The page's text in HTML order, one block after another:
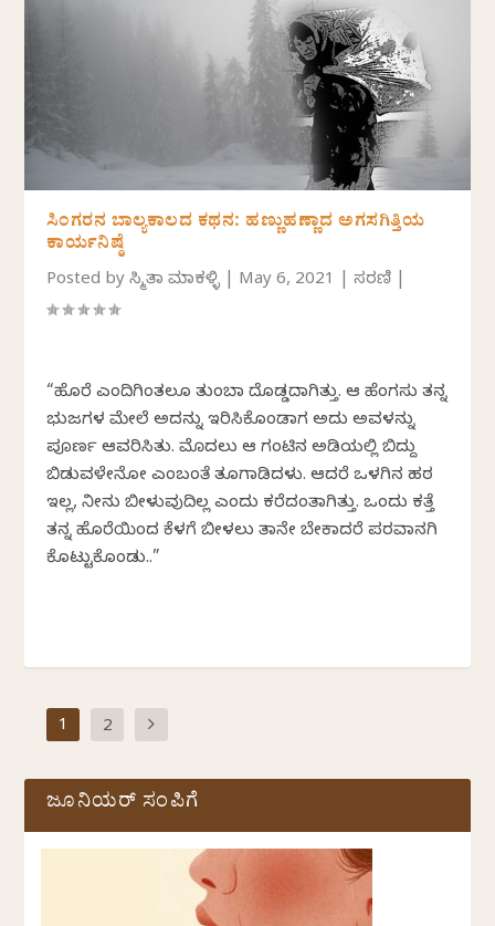
ಸಿಂಗರನ ಬಾಲ್ಯಕಾಲದ ಕಥನ: ಹಣ್ಣುಹಣ್ಣಾದ ಅಗಸಗಿತ್ತಿಯ
ಕಾರ್ಯನಿಷ್ಠೆ
Posted byಸ್ಮಿತಾ ಮಾಕಳ್ಳಿ May 6, 2021 |ಸರಣಿ
“ಹೊರೆ ಎಂದಿಗಿಂತಲೂ ತುಂಬಾ ದೊಡ್ಡದಾಗಿತ್ತು. ಆ ಹೆಂಗಸು ತನ್ನ
ಭುಜಗಳ ಮೇಲೆ ಅದನ್ನು ಇರಿಸಿಕೊಂಡಾಗ ಅದು ಅವಳನ್ನು
ಪೂರ್ಣ ಆವರಿಸಿತು. ಮೊದಲು ಆ ಗಂಟಿನ ಅಡಿಯಲ್ಲಿ ಬಿದ್ದು
ಬಿಡುವಳೇನೋ ಎಂಬಂತೆ ತೂಗಾಡಿದಳು. ಆದರೆ ಒಳಗಿನ‌ ಹಠ
ಇಲ್ಲ, ನೀನು ಬೀಳುವುದಿಲ್ಲ ಎಂದು ಕರೆದಂತಾಗಿತ್ತು. ಒಂದು ಕತ್ತೆ
ತನ್ನ ಹೊರೆಯಿಂದ ಕೆಳಗೆ ಬೀಳಲು ತಾನೇ ಬೇಕಾದರೆ ಪರವಾನಗಿ
ಕೊಟ್ಟುಕೊಂಡು..”
1 2
ಜೂನಿಯರ್ ಸಂಪಿಗೆ